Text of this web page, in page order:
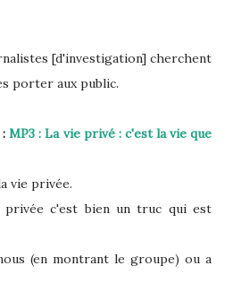
[d'investigation] cherchent
porter aux public.
:MP3 : La vie privé : c'est la vie que
vie privée.
c'est bien un truc qui est
(en montrant le groupe) ou a